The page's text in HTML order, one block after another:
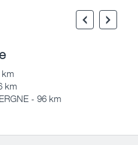
km
km
- 96 km